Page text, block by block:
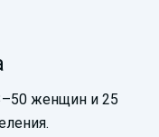
женщин и 25